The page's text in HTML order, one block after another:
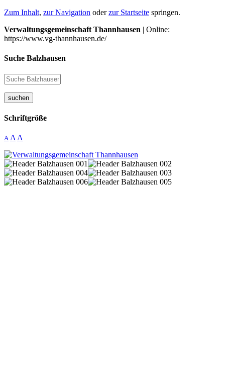
Zum Inhalt, zur Navigation oderzur Startseite springen.
Verwaltungsgemeinschaft Thannhausen | Online:
https://www.vg-thannhausen.de/
Suche Balzhausen
suchen
Schriftgröße
A A A